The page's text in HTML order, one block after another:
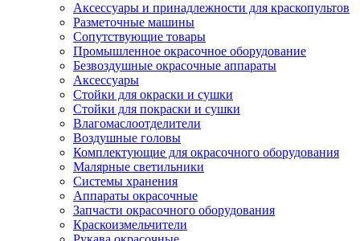
Аксессуары и принадлежности для краскопультов
Разметочные машины
Сопутствующие товары
Промышленное окрасочное оборудование
Безвоздушные окрасочные аппараты
Аксессуары
Стойки для окраски и сушки
Стойки для покраски и сушки
Влагомаслоотделители
Воздушные головы
Комплектующие для окрасочного оборудования
Малярные светильники
Системы хранения
Аппараты окрасочные
Запчасти окрасочного оборудования
Краскоизмельчители